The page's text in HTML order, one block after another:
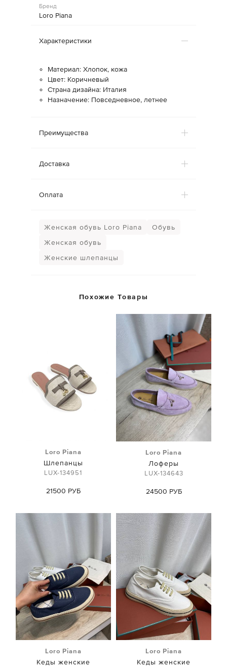
Бренд
Loro Piana
Характеристики
Материал: Хлопок, кожа
Цвет: Коричневый
Страна дизайна: Италия
Назначение: Повседневное, летнее
Преимущества
Доставка
Оплата
Женская обувь Loro Piana
Обувь
Женская обувь
Женские шлепанцы
Похожие Товары
Loro Piana
Шлепанцы
LUX-134951
21500 РУБ
Loro Piana
Лоферы
LUX-134643
24500 РУБ
Loro Piana
Кеды женские
Loro Piana
Кеды женские